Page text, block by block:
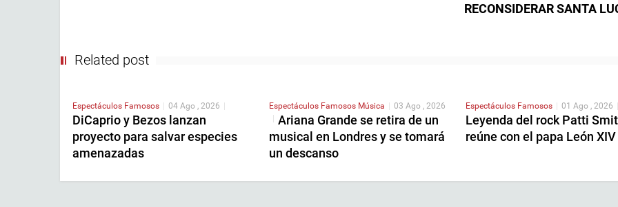
RECONSIDERAR SANTA
Related post
Espectáculos Famosos | 04 Ago , 2026 |
DiCaprio y Bezos lanzan
proyecto para salvar especies
amenazadas
Espectáculos Famosos Música | 03 Ago , 2026
| Ariana Grande se retira de un
musical en Londres y se tomará
un descanso
Espectáculos Famosos | 01 Ago , 2026 |
Leyenda del rock Patti
reúne con el papa León XIV